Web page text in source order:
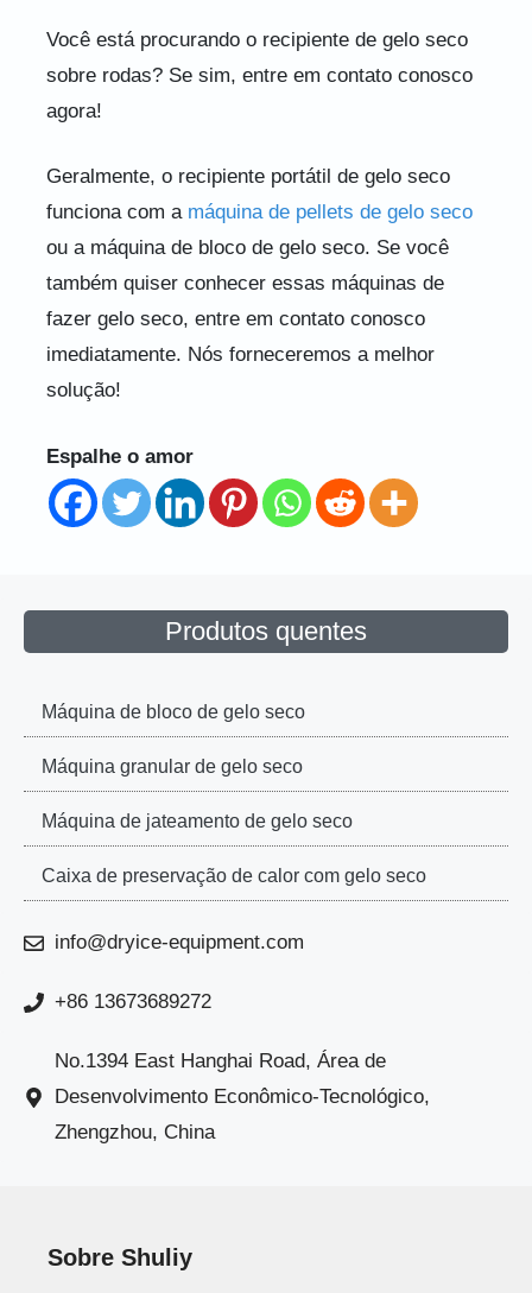
Você está procurando o recipiente de gelo seco
sobre rodas? Se sim, entre em contato conosco
agora!
Geralmente, o recipiente portátil de gelo seco
funciona com a máquina de pellets de gelo seco
ou a máquina de bloco de gelo seco. Se você
também quiser conhecer essas máquinas de
fazer gelo seco, entre em contato conosco
imediatamente. Nós forneceremos a melhor
solução!
Espalhe o amor
Produtos quentes
Máquina de bloco de gelo seco
Máquina granular de gelo seco
Máquina de jateamento de gelo seco
Caixa de preservação de calor com gelo seco
info@dryice-equipment.com
+86 13673689272
No.1394 East Hanghai Road, Área de
Desenvolvimento Econômico-Tecnológico,
Zhengzhou, China
Sobre Shuliy